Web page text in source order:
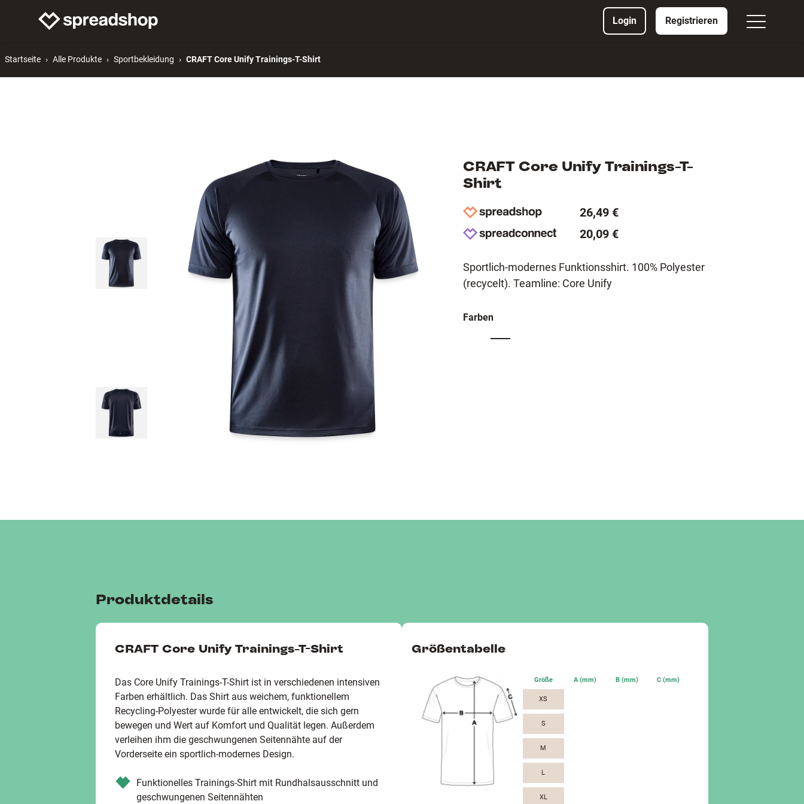
Login Registrieren
Merch verkaufen
Startseite Alle Produkte Sportbekleidung CRAFT Core Unify Trainings-T-Shirt
CRAFT Core Unify Trainings-T-
Shirt
26,49 €
20,09 €
Sportlich-modernes Funktionsshirt. 100% Polyester
(recycelt). Teamline: Core Unify
Farben
Produktdetails
CRAFT Core Unify Trainings-T-Shirt
Das Core Unify Trainings-T-Shirt ist in verschiedenen intensiven
Farben erhältlich. Das Shirt aus weichem, funktionellem
Recycling-Polyester wurde für alle entwickelt, die sich gern
bewegen und Wert auf Komfort und Qualität legen. Außerdem
verleihen ihm die geschwungenen Seitennähte auf der
Vorderseite ein sportlich-modernes Design.
Funktionelles Trainings-Shirt mit Rundhalsausschnitt und
geschwungenen Seitennähten
Größentabelle
Größe A (mm) B (mm) C (mm)
XS
S
M
L
XL